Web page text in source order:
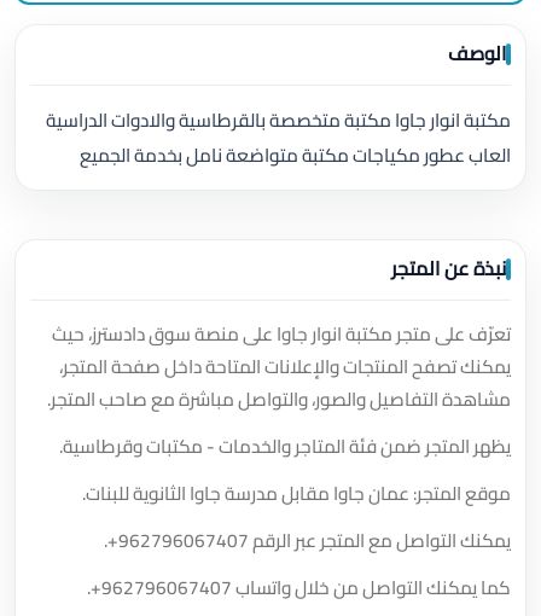
الوصف
مكتبة انوار جاوا مكتبة متخصصة بالقرطاسية والادوات الدراسية
العاب عطور مكياجات مكتبة متواضعة نامل بخدمة الجميع
نبذة عن المتجر
تعرّف على متجر مكتبة انوار جاوا على منصة سوق دادسترز، حيث
يمكنك تصفح المنتجات والإعلانات المتاحة داخل صفحة المتجر،
مشاهدة التفاصيل والصور، والتواصل مباشرة مع صاحب المتجر.
يظهر المتجر ضمن فئة المتاجر والخدمات - مكتبات وقرطاسية.
موقع المتجر: عمان جاوا مقابل مدرسة جاوا الثانوية للبنات.
يمكنك التواصل مع المتجر عبر الرقم+962796067407
.
كما يمكنك التواصل من خلال واتساب+962796067407
.